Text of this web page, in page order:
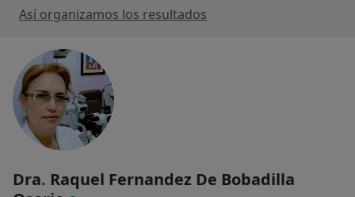
Así organizamos los resultados
Dra. Raquel Fernandez De Bobadilla